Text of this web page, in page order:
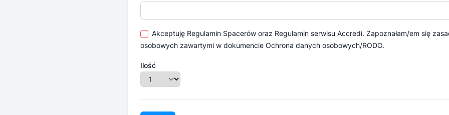
Akceptuję Regulamin Spacerów oraz Regulamin serwisu Accredi. Zapoznałam/em się
osobowych zawartymi w dokumencie Ochrona danych osobowych/RODO.
Ilość